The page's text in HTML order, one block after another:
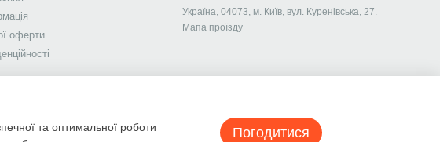
оферти
Україна, 04073, м. Київ, вул. Куренівська, 27.
Мапа проїзду
та оптимальної роботи
Погодитися